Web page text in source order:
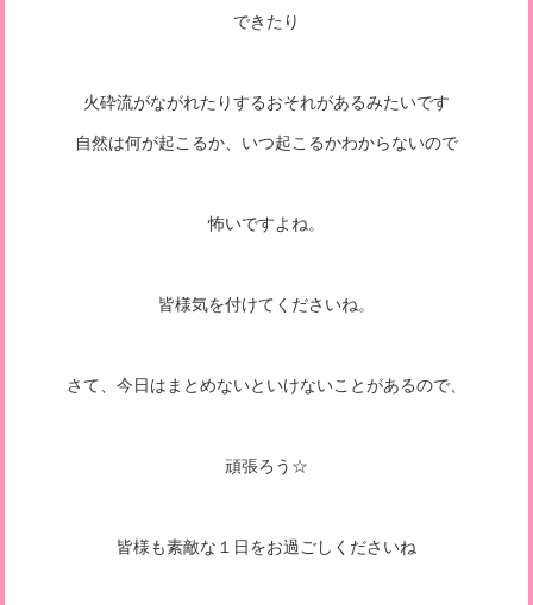
できたり
火砕流がながれたりするおそれがあるみたいです
自然は何が起こるか、いつ起こるかわからないので
怖いですよね。
皆様気を付けてくださいね。
さて、今日はまとめないといけないことがあるので、
頑張ろう☆
皆様も素敵な１日をお過ごしくださいね